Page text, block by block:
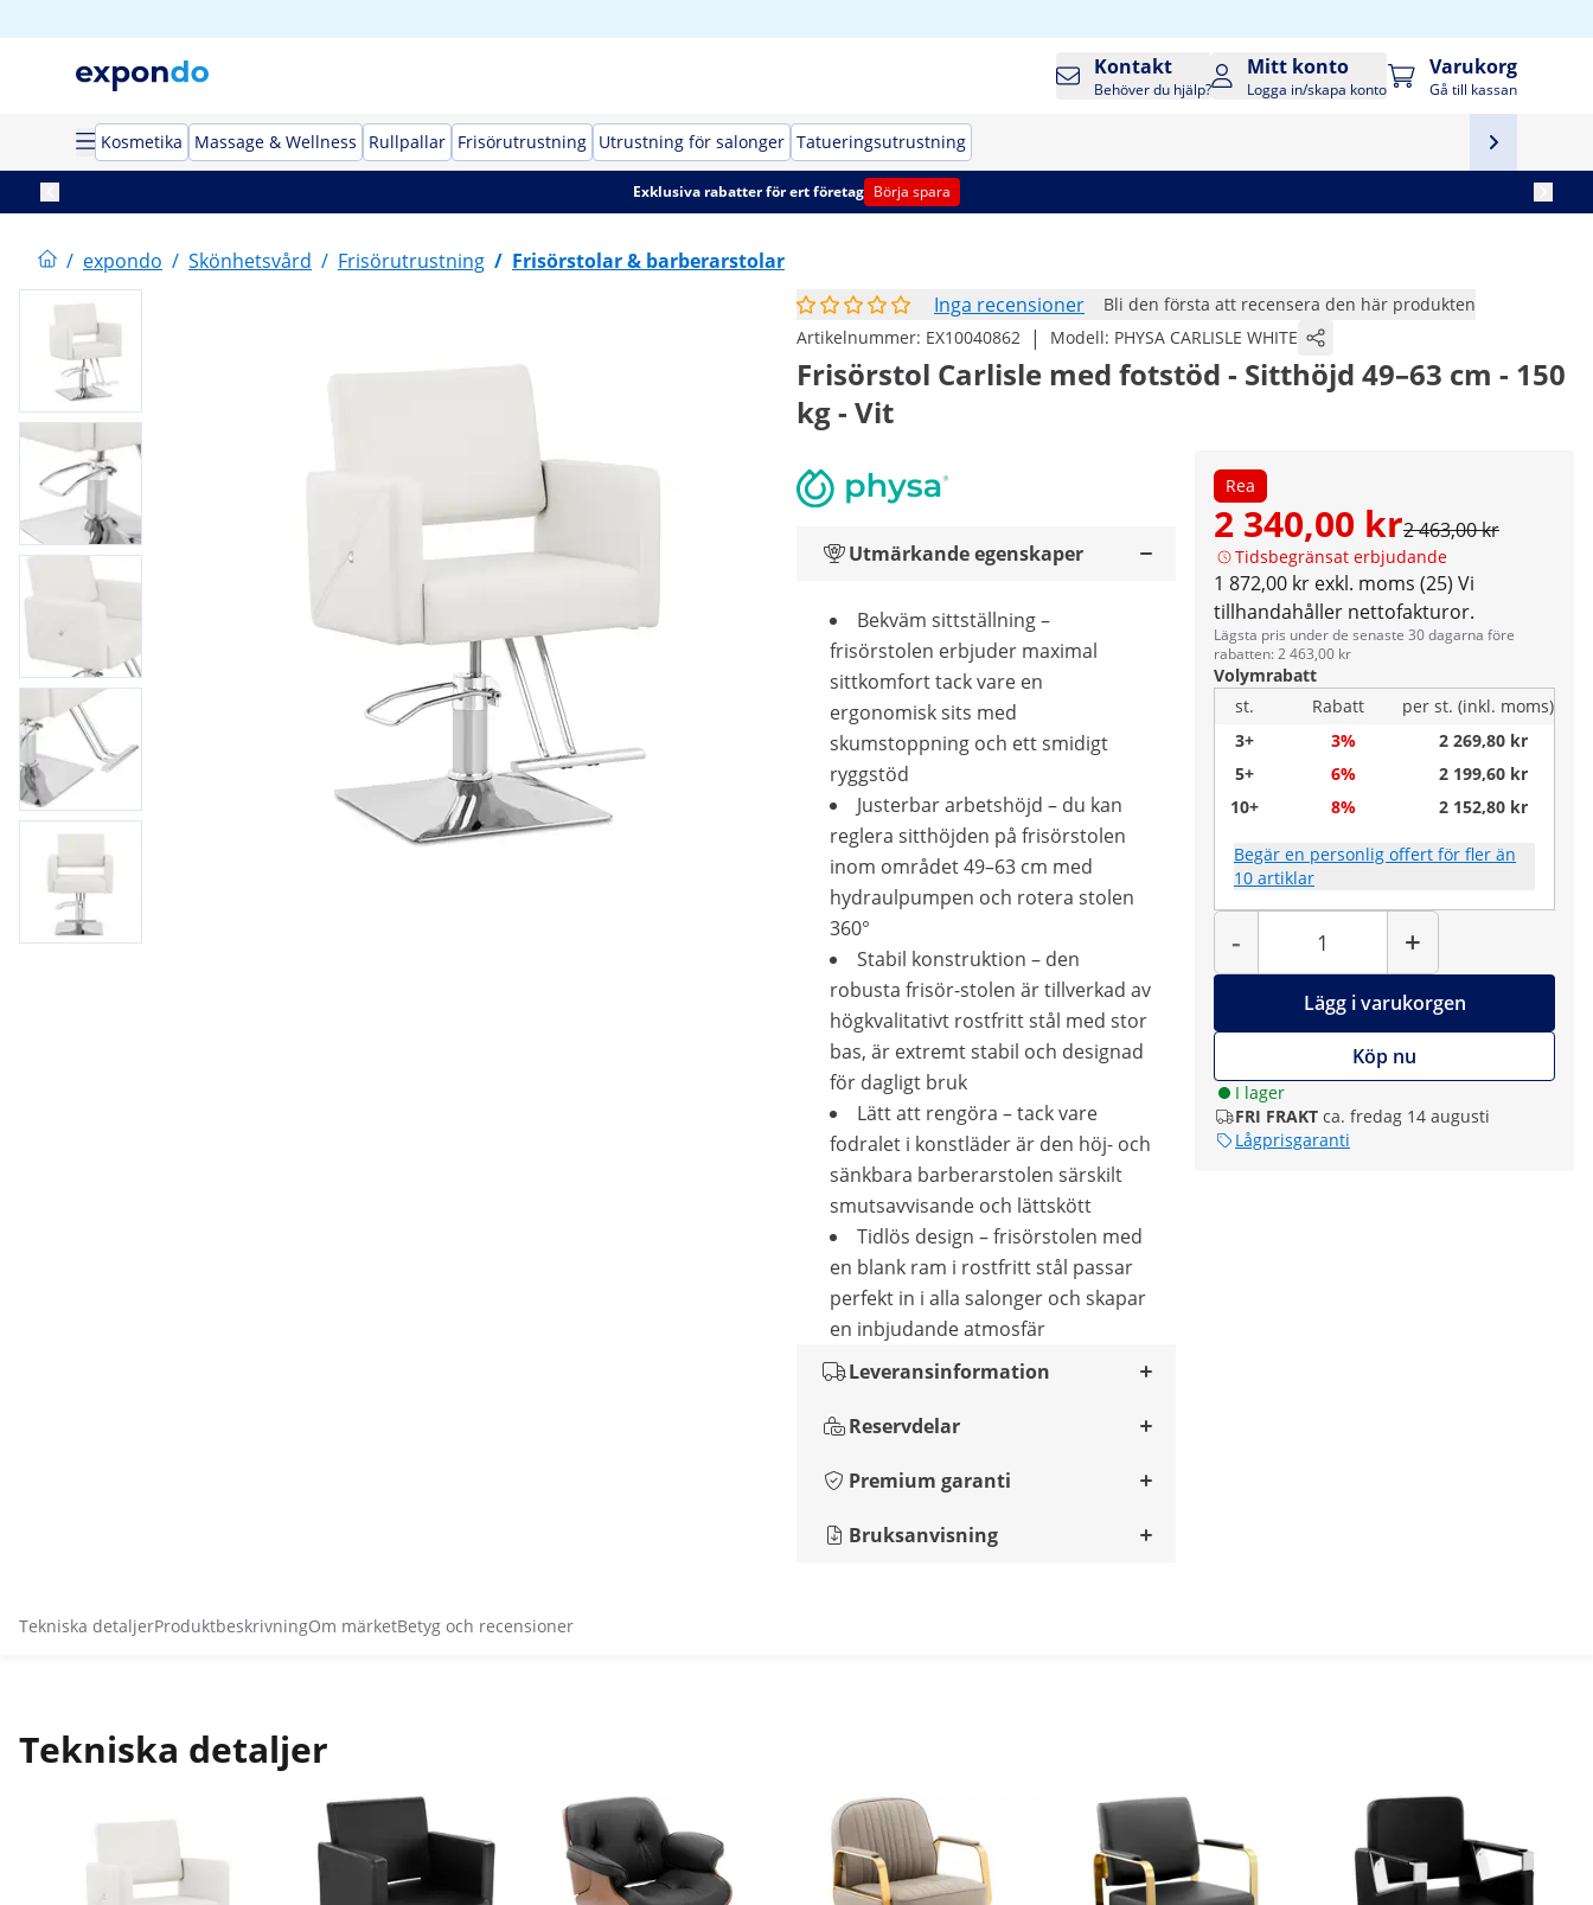
Kontakt
Behöver du hjälp?
Mitt konto
Logga in/skapa konto
Varukorg
Gå till kassan
Kosmetika Massage & Wellness Rullpallar Frisörutrustning Utrustning för salonger Tatueringsutrustning
Exklusiva rabatter för ert företag Börja spara
/ expondo / Skönhetsvård / Frisörutrustning / Frisörstolar & barberarstolar
Inga recensioner
Bli den första att recensera den här produkten
Artikelnummer: EX10040862 | Modell: PHYSA CARLISLE WHITE
Frisörstol Carlisle med fotstöd - Sitthöjd 49–63 cm - 150
kg - Vit
Rea
2 340,00 kr2 463,00 kr
Tidsbegränsat erbjudande
1 872,00 kr exkl. moms (25) Vi
tillhandahåller nettofakturor.
Lägsta pris under de senaste 30 dagarna före
rabatten: 2 463,00 kr
Volymrabatt
st.
Rabatt
per st. (inkl. moms)
3+
3%
2 269,80 kr
5+
6%
2 199,60 kr
10+
8% 2 152,80 kr
Begär en personlig offert för fler än
10 artiklar
-
Antal
+
Lägg i varukorgen
Köp nu
I lager
FRI FRAKT ca. fredag 14 augusti
Lågprisgaranti
Utmärkande egenskaper
Bekväm sittställning –
frisörstolen erbjuder maximal
sittkomfort tack vare en
ergonomisk sits med
skumstoppning och ett smidigt
ryggstöd
Justerbar arbetshöjd – du kan
reglera sitthöjden på frisörstolen
inom området 49–63 cm med
hydraulpumpen och rotera stolen
360°
Stabil konstruktion – den
robusta frisör-stolen är tillverkad av
högkvalitativt rostfritt stål med stor
bas, är extremt stabil och designad
för dagligt bruk
Lätt att rengöra – tack vare
fodralet i konstläder är den höj- och
sänkbara barberarstolen särskilt
smutsavvisande och lättskött
Tidlös design – frisörstolen med
en blank ram i rostfritt stål passar
perfekt in i alla salonger och skapar
en inbjudande atmosfär
Leveransinformation
Reservdelar
Premium garanti
Bruksanvisning
Tekniska detaljerProduktbeskrivningOm märketBetyg och recensioner
Tekniska detaljer